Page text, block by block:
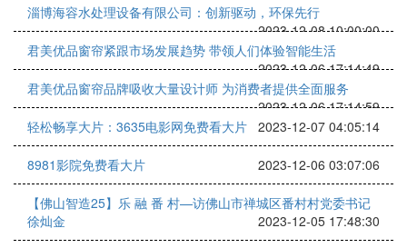
淄博海容水处理设备有限公司：创新驱动，环保先行
2023-12-08 10:00:00
君美优品窗帘紧跟市场发展趋势 带领人们体验智能生活
2023-12-06 17:14:49
君美优品窗帘品牌吸收大量设计师 为消费者提供全面服务
2023-12-06 17:14:59
轻松畅享大片：3635电影网免费看大片 2023-12-07 04:05:14
8981影院免费看大片 2023-12-06 03:07:06
【佛山智造25】乐 融 番 村—访佛山市禅城区番村村党委书记
徐灿金
2023-12-05 17:48:30